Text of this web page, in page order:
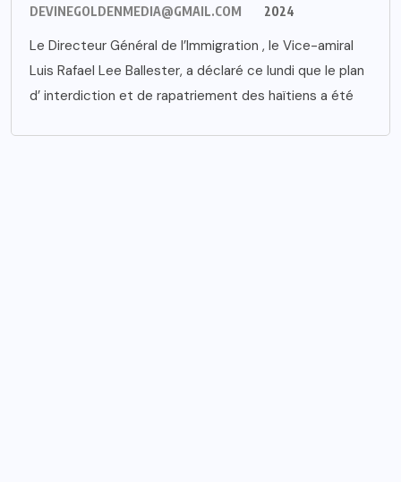
DEVINEGOLDENMEDIA@GMAIL.COM
2024
Le Directeur Général de l’Immigration , le Vice-amiral
Luis Rafael Lee Ballester, a déclaré ce lundi que le plan
d’ interdiction et de rapatriement des haïtiens a été